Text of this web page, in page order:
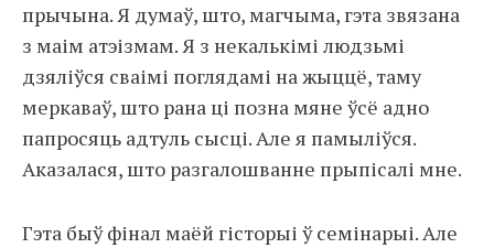
прычына. Я думаў, што, магчыма, гэта звязана
з маім атэізмам. Я з некалькімі людзьмі
дзяліўся сваімі поглядамі на жыццё, таму
меркаваў, што рана ці позна мяне ўсё адно
папросяць адтуль сысці. Але я памыліўся.
Аказалася, што разгалошванне прыпісалі мне.
Гэта быў фінал маёй гісторыі ў семінарыі. Але